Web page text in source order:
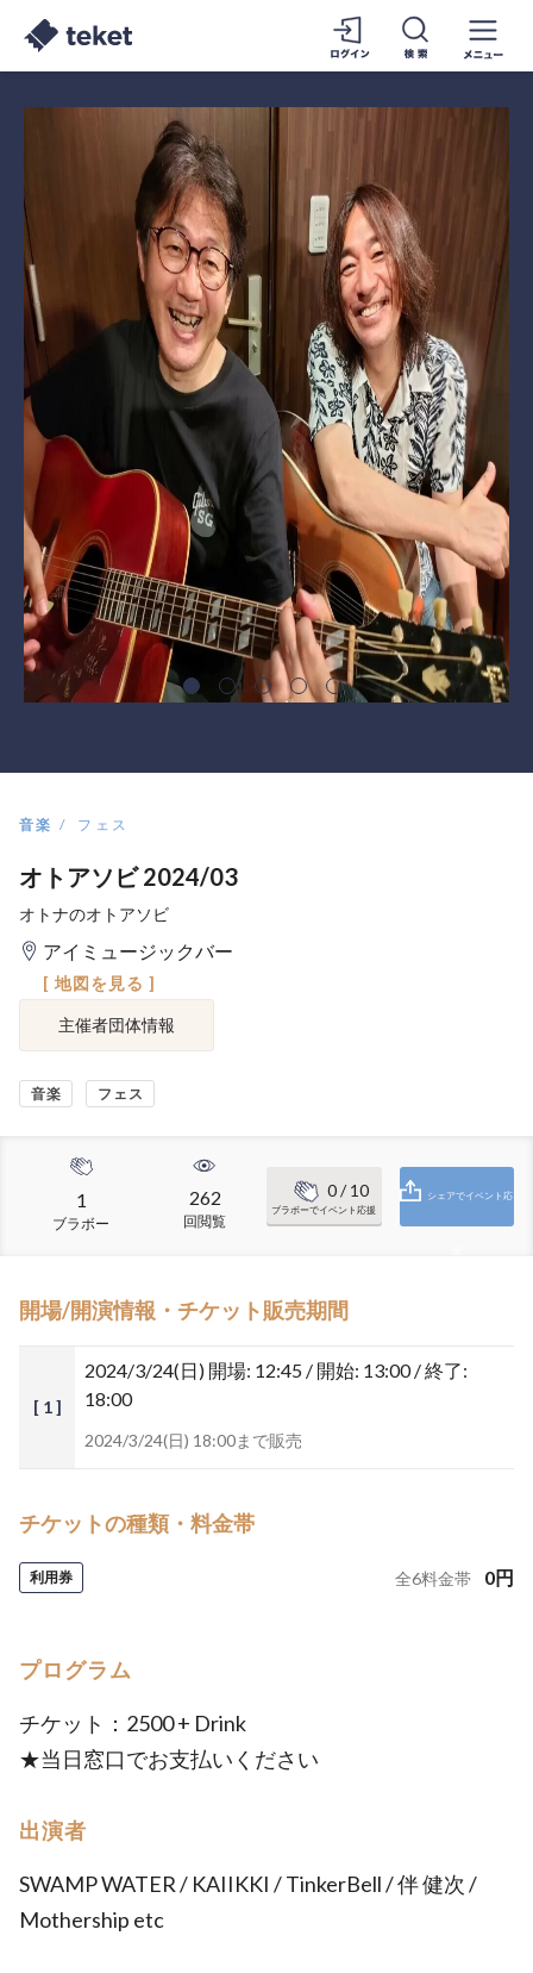
音楽 フェス
オトアソビ 2024/03
オトナのオトアソビ
アイミュージックバー
[ 地図を見る ]
主催者団体情報
音楽 フェス
1
ブラボー
262
回閲覧
0/ 10
ブラボーでイベント応援
シェアでイベント応
開場/開演情報・チケット販売期間
[ 1 ]
2024/3/24(日) 開場: 12:45 / 開始: 13:00 / 終了:
18:00
2024/3/24(日) 18:00まで販売
チケットの種類・料金帯
利用券 全6料金帯 0円
プログラム
チケット：2500 + Drink
★当日窓口でお支払いください
出演者
SWAMP WATER / KAIIKKI / TinkerBell / 伴 健次 /
Mothership etc